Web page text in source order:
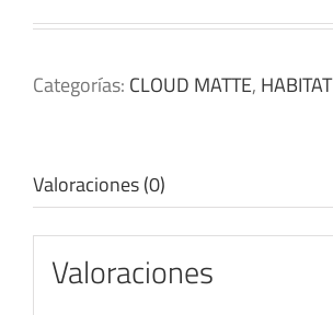
Categorías: CLOUD MATTE, HABITAT
Valoraciones (0)
Valoraciones